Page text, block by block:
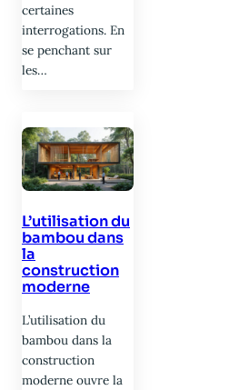
certaines
interrogations. En
se penchant sur
les…
L’utilisation du
bambou dans
la
construction
moderne
L’utilisation du
bambou dans la
construction
moderne ouvre la